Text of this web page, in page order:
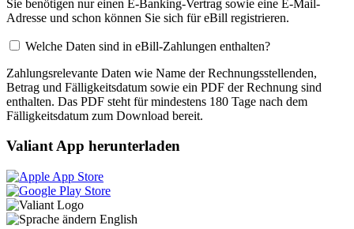
Sie benötigen nur einen E-Banking-Vertrag sowie eine E-Mail-
Adresse und schon können Sie sich für eBill registrieren.
Welche Daten sind in eBill-Zahlungen enthalten?
Zahlungsrelevante Daten wie Name der Rechnungsstellenden,
Betrag und Fälligkeitsdatum sowie ein PDF der Rechnung sind
enthalten. Das PDF steht für mindestens 180 Tage nach dem
Fälligkeitsdatum zum Download bereit.
Valiant App herunterladen
English